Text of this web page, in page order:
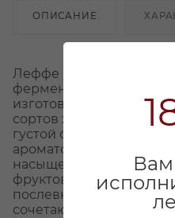
ОПИСАНИЕ
Леффе Блонд - мягкое
ферментации класса
изготовлении
сортов хмеля и
густой структурой,
ароматом с приятной
насыщенным вкусом с
фруктов, переходящим в
послевкусие. В пиве
сочетаются